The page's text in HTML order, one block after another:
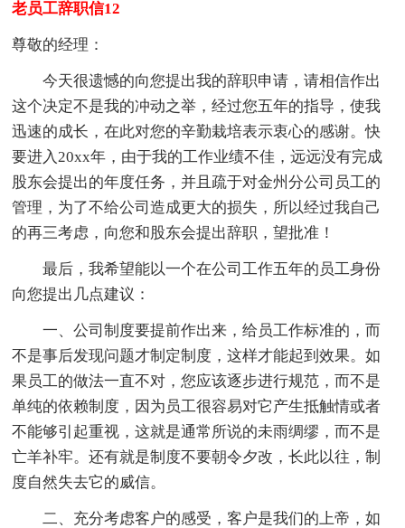
老员工辞职信12
尊敬的经理：
今天很遗憾的向您提出我的辞职申请，请相信作出
这个决定不是我的冲动之举，经过您五年的指导，使我
迅速的成长，在此对您的辛勤栽培表示衷心的感谢。快
要进入20xx年，由于我的工作业绩不佳，远远没有完成
股东会提出的年度任务，并且疏于对金州分公司员工的
管理，为了不给公司造成更大的损失，所以经过我自己
的再三考虑，向您和股东会提出辞职，望批准！
最后，我希望能以一个在公司工作五年的员工身份
向您提出几点建议：
一、公司制度要提前作出来，给员工作标准的，而
不是事后发现问题才制定制度，这样才能起到效果。如
果员工的做法一直不对，您应该逐步进行规范，而不是
单纯的依赖制度，因为员工很容易对它产生抵触情或者
不能够引起重视，这就是通常所说的未雨绸缪，而不是
亡羊补牢。还有就是制度不要朝令夕改，长此以往，制
度自然失去它的威信。
二、充分考虑客户的感受，客户是我们的上帝，如